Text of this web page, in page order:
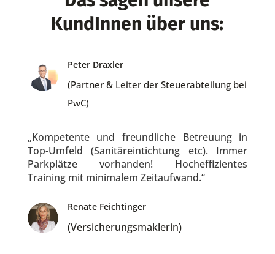
KundInnen über uns:
Peter Draxler
(Partner & Leiter der Steuerabteilung bei
PwC)
„Kompetente und freundliche Betreuung in
Top-Umfeld (Sanitäreintichtung etc). Immer
Parkplätze vorhanden! Hocheffizientes
Training mit minimalem Zeitaufwand.“
Renate Feichtinger
(Versicherungsmaklerin)